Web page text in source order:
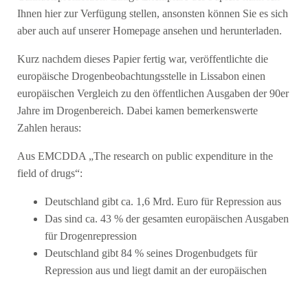
Ihnen hier zur Verfügung stellen, ansonsten können Sie es sich
aber auch auf unserer Homepage ansehen und herunterladen.
Kurz nachdem dieses Papier fertig war, veröffentlichte die
europäische Drogenbeobachtungsstelle in Lissabon einen
europäischen Vergleich zu den öffentlichen Ausgaben der 90er
Jahre im Drogenbereich. Dabei kamen bemerkenswerte
Zahlen heraus:
Aus EMCDDA „The research on public expenditure in the
field of drugs“:
Deutschland gibt ca. 1,6 Mrd. Euro für Repression aus
Das sind ca. 43 % der gesamten europäischen Ausgaben
für Drogenrepression
Deutschland gibt 84 % seines Drogenbudgets für
Repression aus und liegt damit an der europäischen